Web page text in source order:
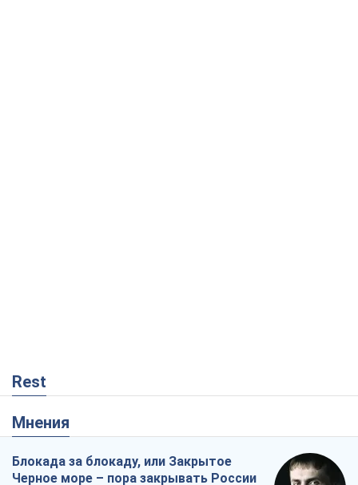
Rest
Мнения
Блокада за блокаду, или Закрытое
Черное море – пора закрывать России